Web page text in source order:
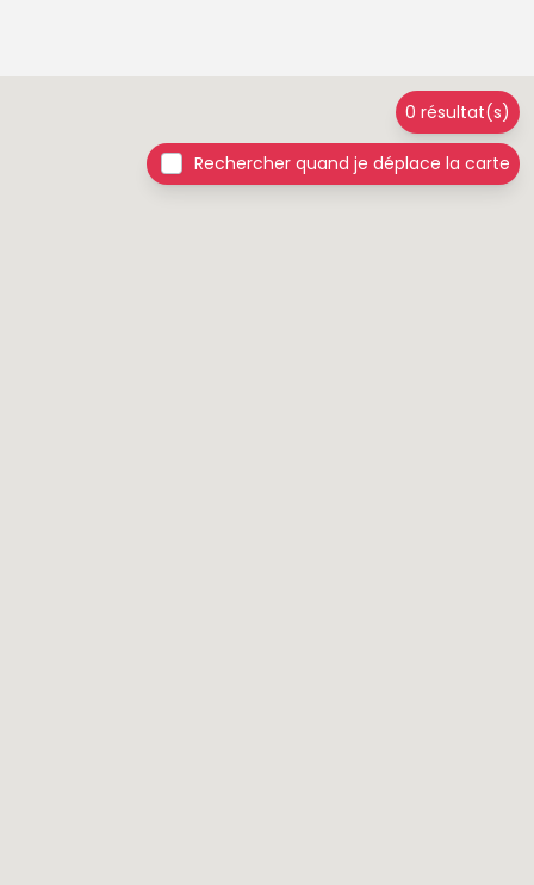
0 résultat(s)
Rechercher quand je déplace la carte